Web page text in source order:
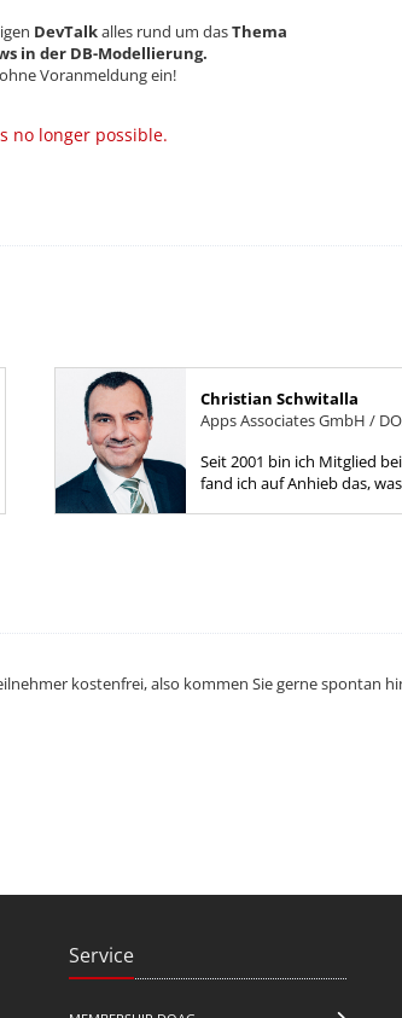
DevTalkalles rund um dasThema
in der DB-Modellierung.
Voranmeldung ein!
no longer possible.
Christian Schwitalla
Apps Associates GmbH /
Seit 2001 bin ich Mitglied
fand ich auf Anhieb das,
kostenfrei, also kommen Sie gerne spontan
Service